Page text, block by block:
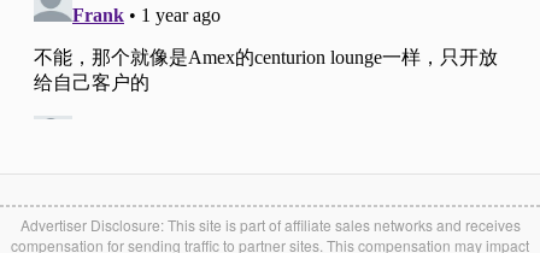
等效年费
吃饭、旅行攒点能力
Advertiser Disclosure: This site is part of affiliate sales networks and receives
compensation for sending traffic to partner sites. This compensation may impact